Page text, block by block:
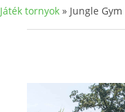
Játék tornyok » Jungle